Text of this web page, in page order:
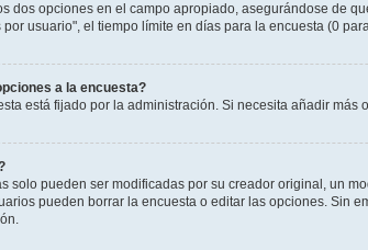
dos opciones en el campo apropiado, asegurándose de
usuario", el tiempo límite en días para la encuesta (0
a la encuesta?
está fijado por la administración. Si necesita añadir
solo pueden ser modificadas por su creador original, un
pueden borrar la encuesta o editar las opciones. Sin